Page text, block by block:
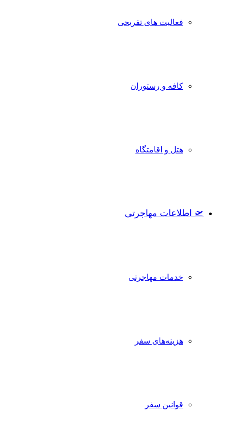
فعالیت های تفریحی
کافه و رستوران
هتل و اقامتگاه
🛫 اطلاعات مهاجرتی
خدمات مهاجرتی
هزینه‌های سفر
قوانین سفر